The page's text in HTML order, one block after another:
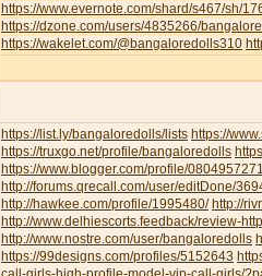
https://www.evernote.com/shard/s467/sh/
https://dzone.com/users/4835266/
https://wakelet.com/@bangaloredolls310
https://list.ly/bangaloredolls/lists https://
https://truxgo.net/profile/bangaloredolls
https://www.blogger.com/profile/
http://forums.qrecall.com/user/editDone/
http://hawkee.com/profile/1995480/ http://
http://www.delhiescorts.feedback/review-
http://www.nostre.com/user/bangaloredolls
https://99designs.com/profiles/5152643